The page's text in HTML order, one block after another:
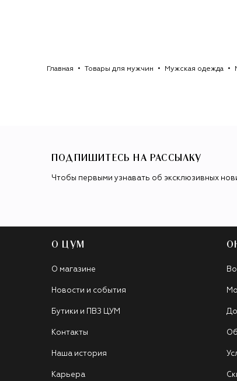
Главная Товары для мужчин Мужская одежда
ПОДПИШИТЕСЬ НА РАССЫЛКУ
Чтобы первыми узнавать об эксклюзивных
О ЦУМ
О магазине
Новости и события
Бутики и ПВЗ ЦУМ
Контакты
Наша история
Карьера